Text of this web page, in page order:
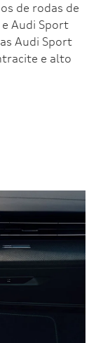
de rodas de
e Audi Sport
Audi Sport
e alto